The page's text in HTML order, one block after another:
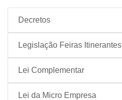
Decretos
Legislação Feiras Itinerantes
Lei Complementar
Lei da Micro Empresa